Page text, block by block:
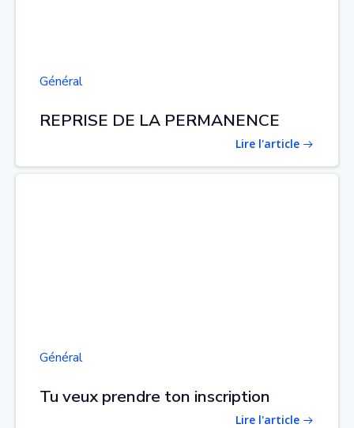
Général
REPRISE DE LA PERMANENCE
Lire l'article
Général
Tu veux prendre ton inscription
Lire l'article